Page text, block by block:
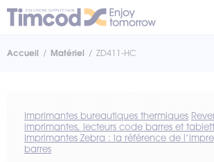
Accueil Matériel ZD411-HC
Imprimantes bureautiques thermiques
imprimantes, lecteurs code barres et
Imprimantes Zebra : la référence de
barres